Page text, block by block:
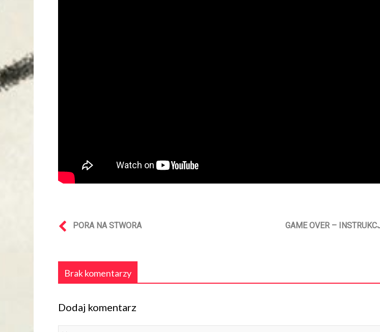
PORA NA STWORA GAME OVER –
Brak komentarzy
Dodaj komentarz